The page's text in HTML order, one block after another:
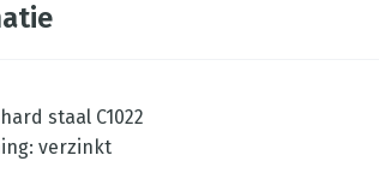
staal C1022
verzinkt